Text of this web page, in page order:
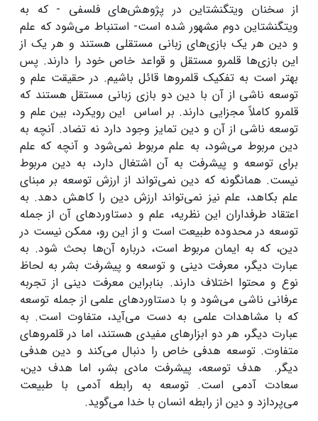
از سخنان ویتگنشتاین در پژوهش‌های فلسفی - که به
ویتگنشتاین دوم مشهور شده است- استنباط می‌شود که علم
و دین هر یک بازی‌های زبانی مستقلی هستند و هر یک از
این بازی‌ها قلمرو مستقل و قواعد خاص خود را دارند. پس
بهتر است به تفکیک قلمروها قائل باشیم. در حقیقت علم و
توسعه ناشی از آن با دین دو بازی زبانی مستقل هستند که
قلمرو کاملاً مجزایی دارند. بر اساس این رویکرد، بین علم و
توسعه ناشی از آن و دین تمایز وجود دارد نه تضاد. آنچه به
دین مربوط می‌شود، به علم مربوط نمی‌شود و آنچه که علم
برای توسعه و پیشرفت به آن اشتغال دارد، به دین مربوط
نیست. همانگونه که دین نمی‌تواند از ارزش توسعه بر مبنای
علم بکاهد، علم نیز نمی‌تواند ارزش دین را کاهش دهد. به
اعتقاد طرفداران این نظریه، علم و دستاوردهای آن از جمله
توسعه در محدوده طبیعت است و از این رو، ممکن نیست در
دین، که به ایمان مربوط است، درباره آن‌ها بحث شود. به
عبارت دیگر، معرفت دینی و توسعه و پیشرفت بشر به لحاظ
نوع و محتوا اختلاف دارند. بنابراین معرفت دینی از تجربه
عرفانی ناشی می‌شود و با دستاوردهای علمی از جمله توسعه
که با مشاهدات علمی به دست می‌آید، متفاوت است. به
‌عبارت دیگر، هر دو ابزارهای مفیدی هستند، اما در قلمروهای
متفاوت. توسعه هدفی خاص را دنبال می‌کند و دین هدفی
دیگر. هدف توسعه، پیشرفت مادی بشر، اما هدف دین،
سعادت آدمی است. توسعه به رابطه آدمی با طبیعت
می‌پردازد و دین از رابطه انسان با خدا می‌گوید.